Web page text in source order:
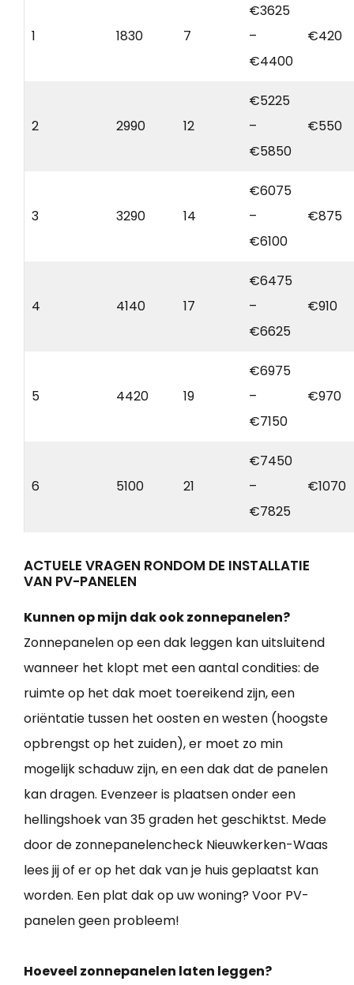
1 1830 7
€3625
–
€4400
€420
2 2990 12
€5225
–
€5850
€550
3 3290 14
€6075
–
€6100
€875
4 4140 17
€6475
–
€6625
€910
5 4420 19
€6975
–
€7150
€970
6 5100 21
€7450
–
€7825
€1070
ACTUELE VRAGEN RONDOM DE INSTALLATIE
VAN PV-PANELEN
Kunnen op mijn dak ook zonnepanelen?
Zonnepanelen op een dak leggen kan uitsluitend
wanneer het klopt met een aantal condities: de
ruimte op het dak moet toereikend zijn, een
oriëntatie tussen het oosten en westen (hoogste
opbrengst op het zuiden), er moet zo min
mogelijk schaduw zijn, en een dak dat de panelen
kan dragen. Evenzeer is plaatsen onder een
hellingshoek van 35 graden het geschiktst. Mede
door de zonnepanelencheck Nieuwkerken-Waas
lees jij of er op het dak van je huis geplaatst kan
worden. Een plat dak op uw woning? Voor PV-
panelen geen probleem!
Hoeveel zonnepanelen laten leggen?